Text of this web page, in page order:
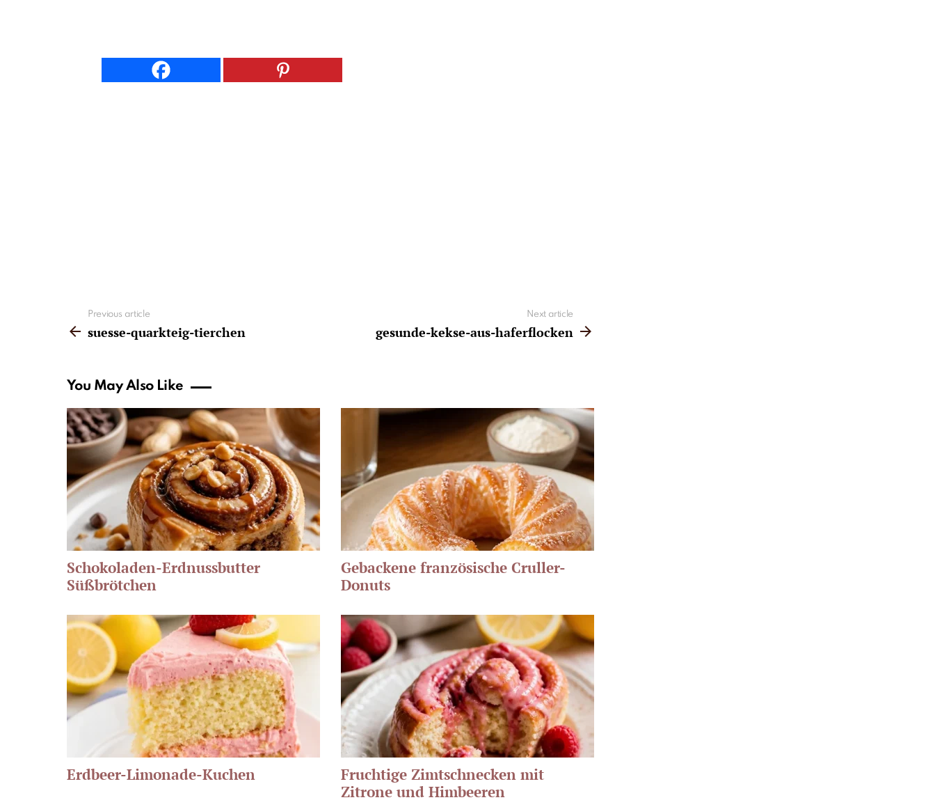
more
Previous article
suesse-quarkteig-tierchen
Next article
gesunde-kekse-aus-haferflocken
You May Also Like
Schokoladen-Erdnussbutter
Süßbrötchen
Gebackene französische Cruller-
Donuts
Erdbeer-Limonade-Kuchen
Fruchtige Zimtschnecken mit
Zitrone und Himbeeren